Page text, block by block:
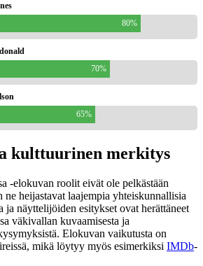
80%
70%
65%
kulttuurinen merkitys
-elokuvan roolit eivät ole pelkästään
heijastavat laajempia yhteiskunnallisia
näyttelijöiden esitykset ovat herättäneet
väkivallan kuvaamisesta ja
Elokuvan vaikutusta on
mikä löytyy myös esimerkiksi IMDb-